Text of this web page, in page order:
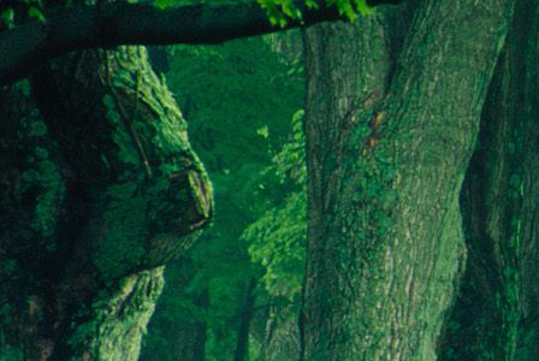
Így szól a kozmikus Ige,
Melyet érzékeim kapuin
Vezethettem lelkem mélységeibe:
Kozmikus távlataimmal töltsd be
Szellemed mélységeit, hogy
Megtalálhass engem -
18. hét
Kitágíthatom-e annyira a lelkem,
Hogy a kozmikus Igével
Melynek csíráját már magába
Úgy sejtem, hogy új erőre kapva
Lelkemet méltóvá kell tennem arra,
Hogy önmagát a szellem ruhájává
19. hét